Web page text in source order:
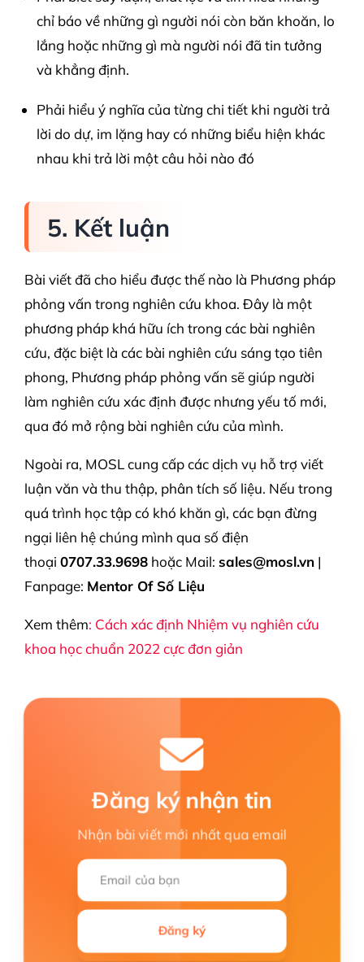
chỉ báo về những gì người nói còn băn khoăn, lo
lắng hoặc những gì mà người nói đã tin tưởng
và khẳng định.
Phải hiểu ý nghĩa của từng chi tiết khi người trả
lời do dự, im lặng hay có những biểu hiện khác
nhau khi trả lời một câu hỏi nào đó
5. Kết luận
Bài viết đã cho hiểu được thế nào là Phương pháp
phỏng vấn trong nghiên cứu khoa. Đây là một
phương pháp khá hữu ích trong các bài nghiên
cứu, đặc biệt là các bài nghiên cứu sáng tạo tiên
phong, Phương pháp phỏng vấn sẽ giúp người
làm nghiên cứu xác định được nhưng yếu tố mới,
qua đó mở rộng bài nghiên cứu của mình.
Ngoài ra, MOSL cung cấp các dịch vụ hỗ trợ viết
luận văn và thu thập, phân tích số liệu. Nếu trong
quá trình học tập có khó khăn gì, các bạn đừng
ngại liên hệ chúng mình qua số điện
thoại0707.33.9698 hoặc Mail:sales@mosl.vn |
Fanpage: Mentor Of Số Liệu
Xem thêm: Cách xác định Nhiệm vụ nghiên cứu
khoa học chuẩn 2022 cực đơn giản
Đăng ký nhận tin
Nhận bài viết mới nhất qua email
Đăng ký